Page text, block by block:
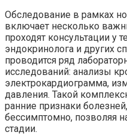
Обследование в рамках
включает несколько
проходят консультации у
эндокринолога и других
проводится ряд
исследований: анализы
электрокардиограмма,
давления. Такой
ранние признаки
бессимптомно, позволяя
стадии.